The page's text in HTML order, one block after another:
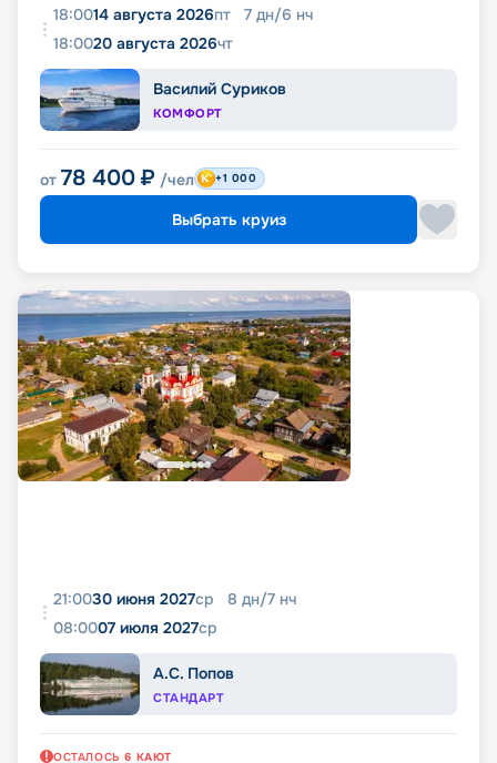
18:0014 августа 2026пт 7 дн/6 нч
18:0020 августа 2026чт
Василий Суриков
КОМФОРТ
от 78 400 ₽ /чел +1 000
Выбрать круиз
21:0030 июня 2027ср 8 дн/7 нч
08:0007 июля 2027ср
А.С. Попов
СТАНДАРТ
ОСТАЛОСЬ 6 КАЮТ